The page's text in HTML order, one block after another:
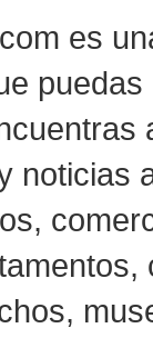
es
noticias